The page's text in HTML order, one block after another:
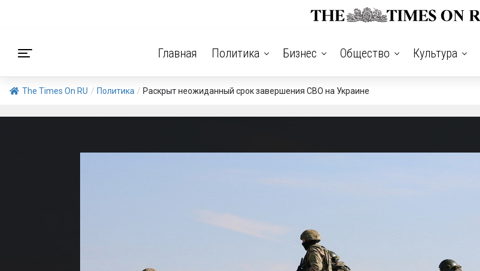
Главная Политика Бизнес Общество Культура
The Times On RU / Политика / Раскрыт неожиданный срок завершения СВО на Украине